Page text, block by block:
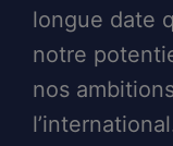
longue date
notre
nos